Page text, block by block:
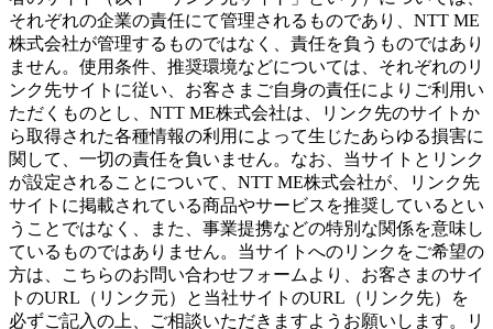
それぞれの企業の責任にて管理されるものであり、NTT ME
株式会社が管理するものではなく、責任を負うものではあり
ません。使用条件、推奨環境などについては、それぞれのリ
ンク先サイトに従い、お客さまご自身の責任によりご利用い
ただくものとし、NTT ME株式会社は、リンク先のサイトか
ら取得された各種情報の利用によって生じたあらゆる損害に
関して、一切の責任を負いません。なお、当サイトとリンク
が設定されることについて、NTT ME株式会社が、リンク先
サイトに掲載されている商品やサービスを推奨しているとい
うことではなく、また、事業提携などの特別な関係を意味し
ているものではありません。当サイトへのリンクをご希望の
方は、こちらのお問い合わせフォームより、お客さまのサイ
トのURL（リンク元）と当社サイトのURL（リンク先）を
必ずご記入の上、ご相談いただきますようお願いします。リ